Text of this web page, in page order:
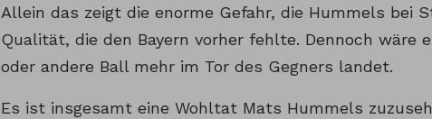
Allein das zeigt die enorme Gefahr, die Hummels bei
Qualität, die den Bayern vorher fehlte. Dennoch wäre
oder andere Ball mehr im Tor des Gegners landet.
Es ist insgesamt eine Wohltat Mats Hummels